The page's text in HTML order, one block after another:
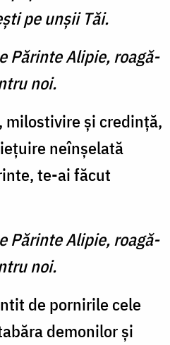
pe unşii Tăi.
Părinte Alipie, roagă-
noi.
milostivire şi credinţă,
neînşelată
te-ai făcut
Părinte Alipie, roagă-
noi.
de pornirile cele
demonilor şi